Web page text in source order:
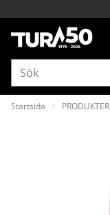
Startsida PRODUKTER